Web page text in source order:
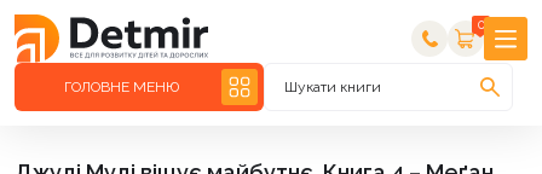
0
ГОЛОВНЕ МЕНЮ Шукати книги